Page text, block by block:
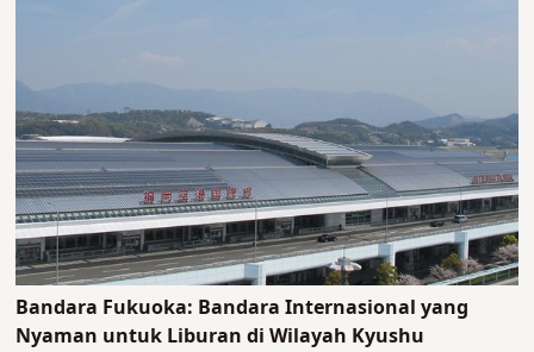
Bandara Fukuoka: Bandara Internasional yang
Nyaman untuk Liburan di Wilayah Kyushu